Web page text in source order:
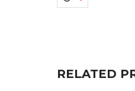
RELATED